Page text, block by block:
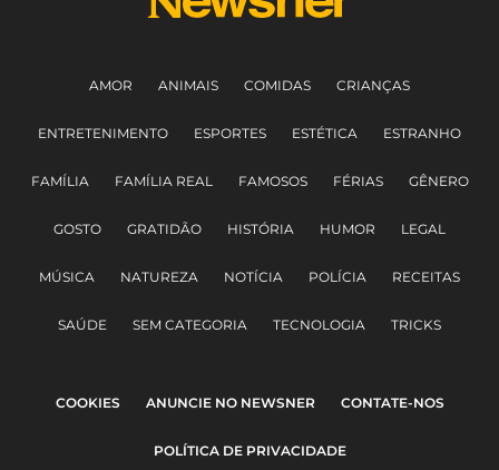
AMOR ANIMAIS COMIDAS CRIANÇAS
ENTRETENIMENTO ESPORTES ESTÉTICA ESTRANHO
FAMÍLIA FAMÍLIA REAL FAMOSOS FÉRIAS GÊNERO
GOSTO GRATIDÃO HISTÓRIA HUMOR LEGAL
MÚSICA NATUREZA NOTÍCIA POLÍCIA RECEITAS
SAÚDE SEM CATEGORIA TECNOLOGIA TRICKS
COOKIES ANUNCIE NO NEWSNER CONTATE-NOS
POLÍTICA DE PRIVACIDADE